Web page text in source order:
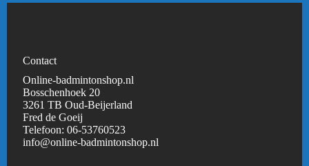
Contact
Online-badmintonshop.nl
Bosschenhoek 20
3261 TB Oud-Beijerland
Fred de Goeij
Telefoon:06-53760523
info@online-badmintonshop.nl